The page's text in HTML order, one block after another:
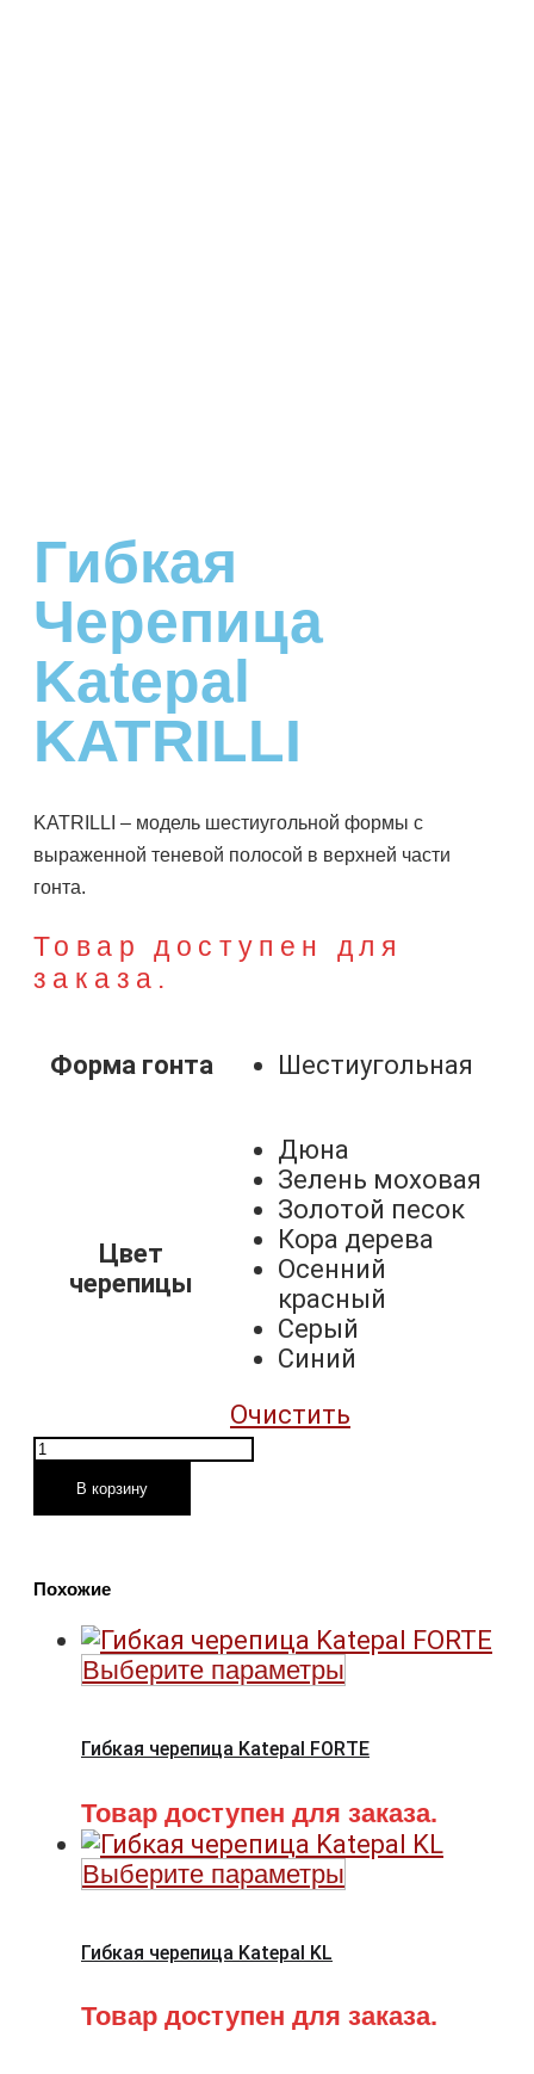
Гибкая
Черепица
Katepal
KATRILLI
KATRILLI – модель шестиугольной формы с
выраженной теневой полосой в верхней части
гонта.
Товар доступен для
заказа.
Форма гонта Шестиугольная
Цвет
черепицы
Дюна
Зелень моховая
Золотой песок
Кора дерева
Осенний
красный
Серый
Синий
Очистить
Количество
товара
Гибкая
KATRILLI
В корзину
Похожие
Выберите параметры
Гибкая черепица Katepal FORTE
Товар доступен для заказа.
Выберите параметры
Гибкая черепица Katepal KL
Товар доступен для заказа.